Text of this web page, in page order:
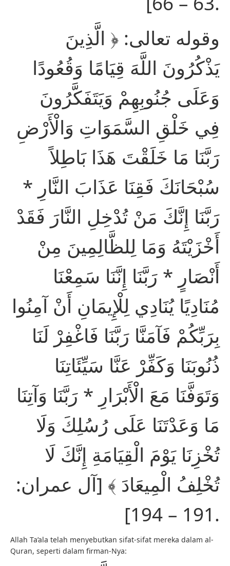
وقوله تعالى: ﴿ الَّذِينَ
يَذْكُرُونَ اللَّهَ قِيَامًا وَقُعُودًا
وَعَلَى جُنُوبِهِمْ وَيَتَفَكَّرُونَ
فِي خَلْقِ السَّمَوَاتِ وَالْأَرْضِ
رَبَّنَا مَا خَلَقْتَ هَذَا بَاطِلاً
سُبْحَانَكَ فَقِنَا عَذَابَ النَّارِ *
رَبَّنَا إِنَّكَ مَنْ تُدْخِلِ النَّارَ فَقَدْ
أَخْزَيْتَهُ وَمَا لِلظَّالِمِينَ مِنْ
أَنْصَارٍ * رَبَّنَا إِنَّنَا سَمِعْنَا
مُنَادِيًا يُنَادِي لِلْإِيمَانِ أَنْ آمِنُوا
بِرَبِّكُمْ فَآمَنَّا رَبَّنَا فَاغْفِرْ لَنَا
ذُنُوبَنَا وَكَفِّرْ عَنَّا سَيِّئَاتِنَا
وَتَوَفَّنَا مَعَ الْأَبْرَارِ * رَبَّنَا وَآتِنَا
مَا وَعَدْتَنَا عَلَى رُسُلِكَ وَلَا
تُخْزِنَا يَوْمَ الْقِيَامَةِ إِنَّكَ لَا
تُخْلِفُ الْمِيعَادَ ﴾ [آل عمران:
191 – 194].
Allah Ta’ala telah menyebutkan sifat-sifat mereka dalam al-
Quran, seperti dalam firman-Nya: